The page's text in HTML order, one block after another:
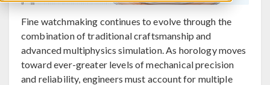
Fine watchmaking continues to evolve through the
combination of traditional craftsmanship and
advanced multiphysics simulation. As horology moves
toward ever-greater levels of mechanical precision
and reliability, engineers must account for multiple